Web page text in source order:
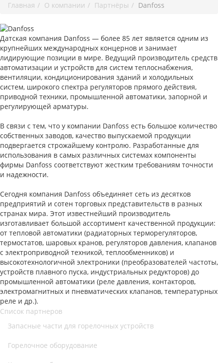
Главная
О компании Партнёры Danfoss
Датская компания Danfoss — более 85 лет является одним из
крупнейших международных концернов и занимает
лидирующие позиции в мире. Ведущий производитель средств
автоматизации и устройств для систем теплоснабжения,
вентиляции, кондиционирования зданий и холодильных
систем, широкого спектра регуляторов прямого действия,
приводной техники, промышленной автоматики, запорной и
регулирующей арматуры.
В связи с тем, что у компании Danfoss есть большое количество
собственных заводов, качество выпускаемой продукции
подвергается строжайшему контролю. Разработанные для
использования в самых различных системах компоненты
фирмы Danfoss соответствуют жестким требованиям точности
и надежности.
Сегодня компания Danfoss объединяет сеть из десятков
предприятий и сотен торговых представительств в разных
странах мира. Этот известнейший производитель
изготавливает большой ассортимент качественной продукции:
от тепловой автоматики (радиаторных терморегуляторов,
термостатов, шаровых кранов, регуляторов давления, клапанов
с электроприводной техникой, теплообменников) и
высокотехнологичной электроники (преобразователей частоты,
устройств плавного пуска, индустриальных редукторов) до
промышленной автоматики (реле давления, контакторов,
электромагнитных и пневматических клапанов, температурных
реле и др.).
Список партнеров
Запасные части для горелочных устройств
Горелочное оборудование